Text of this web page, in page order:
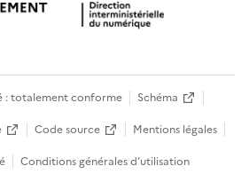
: totalement conforme
Schéma
Code source
Mentions légales
Conditions générales d’utilisation